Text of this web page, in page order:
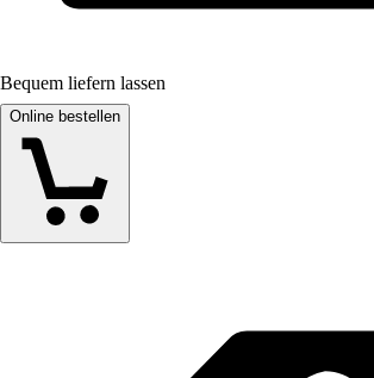
Bequem liefern lassen
Online bestellen